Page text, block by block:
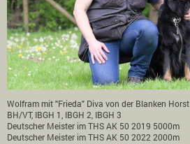
Wolfram mit "Frieda" Diva von der Blanken Horst
BH/VT, IBGH 1, IBGH 2, IBGH 3
Deutscher Meister im THS AK 50 2019 5000m
Deutscher Meister im THS AK 50 2022 2000m